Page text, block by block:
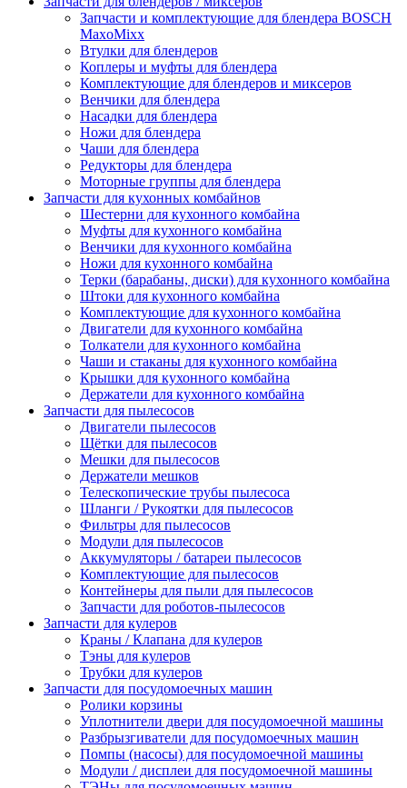
Запчасти и комплектующие для блендера BOSCH
MaxoMixx
Втулки для блендеров
Коплеры и муфты для блендера
Комплектующие для блендеров и миксеров
Венчики для блендера
Насадки для блендера
Ножи для блендера
Чаши для блендера
Редукторы для блендера
Моторные группы для блендера
Запчасти для кухонных комбайнов
Шестерни для кухонного комбайна
Муфты для кухонного комбайна
Венчики для кухонного комбайна
Ножи для кухонного комбайна
Терки (барабаны, диски) для кухонного комбайна
Штоки для кухонного комбайна
Комплектующие для кухонного комбайна
Двигатели для кухонного комбайна
Толкатели для кухонного комбайна
Чаши и стаканы для кухонного комбайна
Крышки для кухонного комбайна
Держатели для кухонного комбайна
Запчасти для пылесосов
Двигатели пылесосов
Щётки для пылесосов
Мешки для пылесосов
Держатели мешков
Телескопические трубы пылесоса
Шланги / Рукоятки для пылесосов
Фильтры для пылесосов
Модули для пылесосов
Аккумуляторы / батареи пылесосов
Комплектующие для пылесосов
Контейнеры для пыли для пылесосов
Запчасти для роботов-пылесосов
Запчасти для кулеров
Краны / Клапана для кулеров
Тэны для кулеров
Трубки для кулеров
Запчасти для посудомоечных машин
Ролики корзины
Уплотнители двери для посудомоечной машины
Разбрызгиватели для посудомоечных машин
Помпы (насосы) для посудомоечной машины
Модули / дисплеи для посудомоечной машины